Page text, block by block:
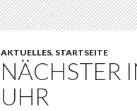
AKTUELLES, STARTSEITE
NÄCHSTER
UHR